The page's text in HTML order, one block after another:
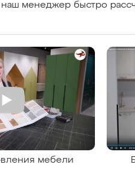
наш менеджер быстро
мебели